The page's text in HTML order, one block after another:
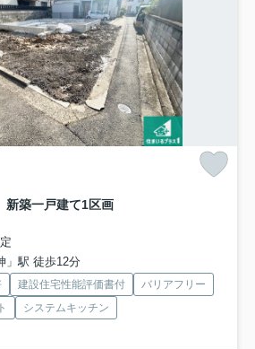
築一戸建て1区画
」駅 徒歩12分
建設住宅性能評価書付
バリアフリー
システムキッチン